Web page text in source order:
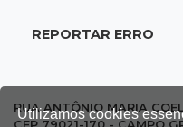
Utilizamos cookies
que dobrar malha
REPORTAR ERRO
RUA ANTÔNIO MARIA